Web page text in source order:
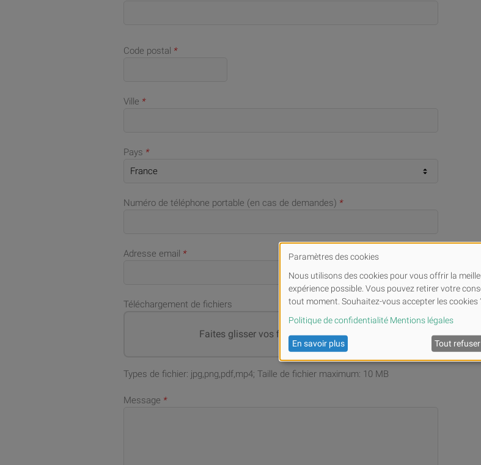
Code postal *
Ville *
Pays *
Numéro de téléphone portable (en cas de demandes) *
Adresse email *
Téléchargement de fichiers
Faites glisser vos fichiers ouParcourir
Types de fichier: jpg,png,pdf,mp4; Taille de fichier maximum: 10 MB
Message *